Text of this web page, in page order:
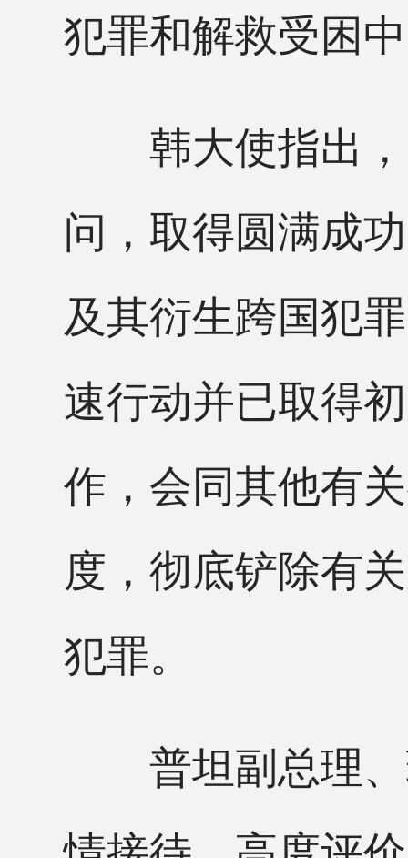
犯罪和解救受困
韩大使指出，
问，取得圆满成
及其衍生跨国犯
速行动并已取得
作，会同其他有
度，彻底铲除有
犯罪。
普坦副总理、